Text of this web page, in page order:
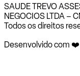
SAUDE TREVO
NEGOCIOS LTDA –
Todos os direitos
Desenvolvido com ❤️